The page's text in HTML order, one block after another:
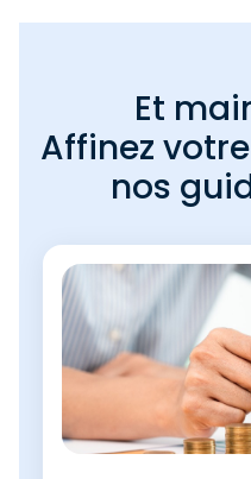
Et
Affinez
nos